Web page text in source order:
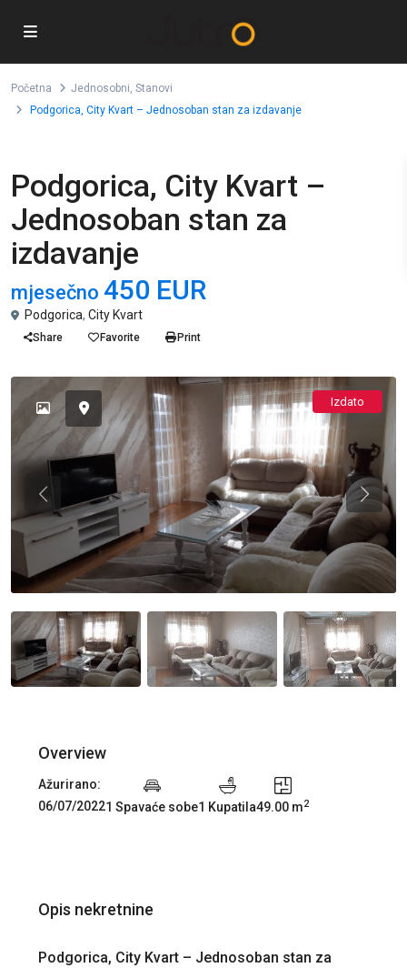
Početna Jednosobni, Stanovi
Podgorica, City Kvart – Jednosoban stan za izdavanje
Podgorica, City Kvart –
Jednosoban stan za
izdavanje
mjesečno 450 EUR
Podgorica, City Kvart
Share Favorite Print
Izdato
Previous
Overview
Ažurirano:
06/07/20221 Spavaće sobe1 Kupatila49.00 m2
Opis nekretnine
Podgorica, City Kvart – Jednosoban stan za